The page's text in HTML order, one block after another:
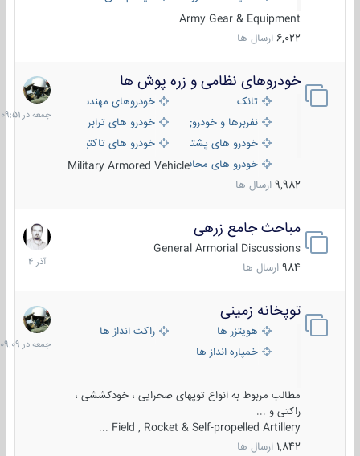
Army Gear & Equipment
6,022 ارسال ها
خودروهای نظامی و زره پوش ها
تانک
خودروهای مهندسی
نفربرها و خودروی های رزمی پیاده نظام
خودرو های ترابری نظامی
خودرو های پشتیبانی آتش ، شناسایی و ضد تانک
خودرو های تاکتیکی نظامی
خودرو های محافظت شدهMilitary Armored Vehicle
9,982 ارسال ها
جمعه
در
09:51
مباحث جامع زرهی
General Armorial Discussions
984 ارسال ها
7
آذر
1404
توپخانه زمینی
هویتزر ها
راکت انداز ها
خمپاره انداز ها
مطالب مربوط به انواع توپهای صحرایی ، خودکششی ،
راکتی و ...
Field , Rocket & Self-propelled Artillery ...
1,842 ارسال ها
جمعه
در
09:09